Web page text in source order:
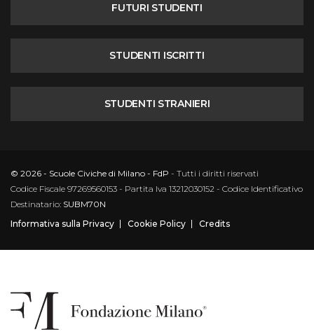
FUTURI STUDENTI
STUDENTI ISCRITTI
STUDENTI STRANIERI
© 2026 - Scuole Civiche di Milano - FdP - Tutti i diritti riservati
Codice Fiscale 97269560153 - Partita Iva 13212030152 - Codice Identificativo
Destinatario: SUBM70N
Informativa sulla Privacy
Cookie Policy Credits